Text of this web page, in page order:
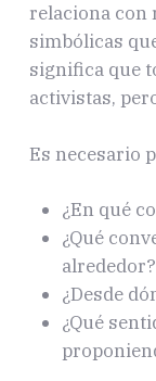
relaciona con
simbólicas
significa que
activistas,
Es necesario
¿En qué
¿Qué
alrededor?
¿Desde
¿Qué